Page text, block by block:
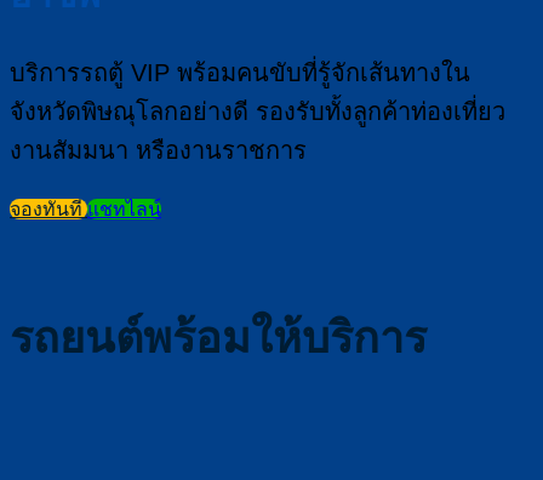
บริการรถตู้ VIP พร้อมคนขับที่รู้จักเส้นทางใน
จังหวัดพิษณุโลกอย่างดี รองรับทั้งลูกค้าท่องเที่ยว
งานสัมมนา หรืองานราชการ
จองทันที แชทไลน์
รถยนต์พร้อมให้บริการ